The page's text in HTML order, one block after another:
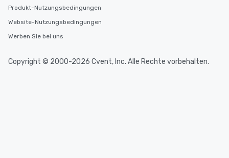
Produkt-Nutzungsbedingungen
Website-Nutzungsbedingungen
Werben Sie bei uns
Copyright © 2000-2026 Cvent, Inc. Alle Rechte vorbehalten.